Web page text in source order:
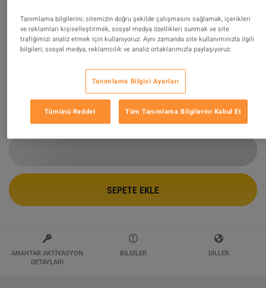
Fortnite - Storm King Fist Pickaxe DLC
Epic Games CD Key
$20.48
3 DAN BAŞLAYAN DAHA FAZLA TEKLIF MEVCUT $20.48
SEPETE EKLE
ANAHTAR AKTIVASYON
DETAYLARI
BILGILER DILLER
Tanımlama bilgilerini; sitemizin doğru şekilde çalışmasını sağlamak, içerikleri
ve reklamları kişiselleştirmek, sosyal medya özellikleri sunmak ve site
trafiğimizi analiz etmek için kullanıyoruz. Aynı zamanda site kullanımınızla ilgili
bilgileri; sosyal medya, reklamcılık ve analiz ortaklarımızla paylaşıyoruz.
Tanımlama Bilgisi Ayarları
Tümünü Reddet Tüm Tanımlama Bilgilerini Kabul Et